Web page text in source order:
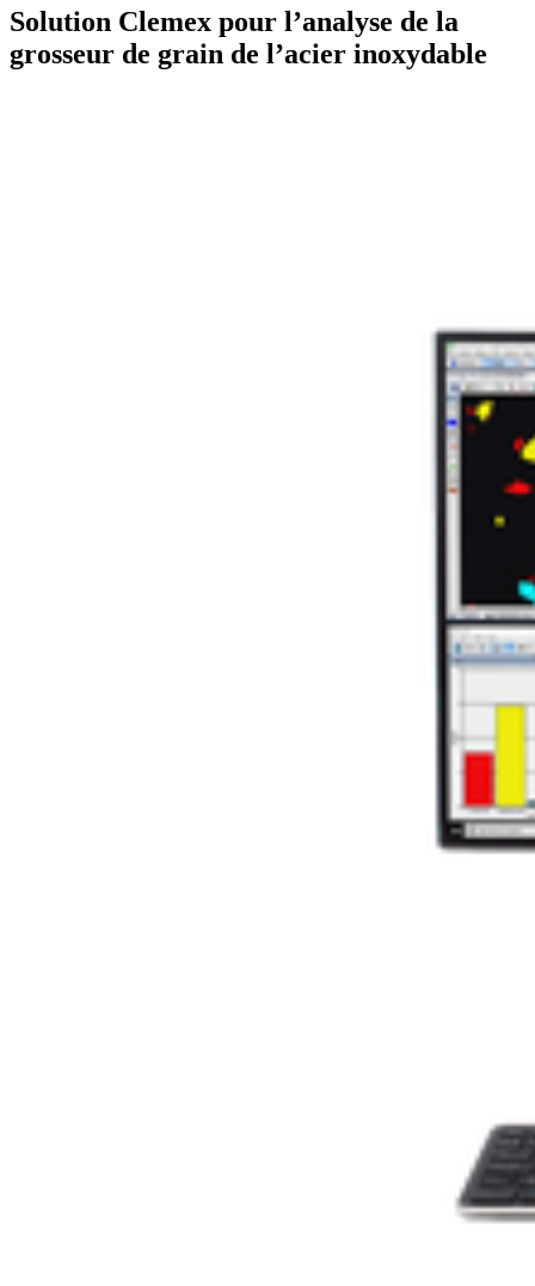
Solution Clemex pour l’analyse de la
grosseur de grain de l’acier inoxydable